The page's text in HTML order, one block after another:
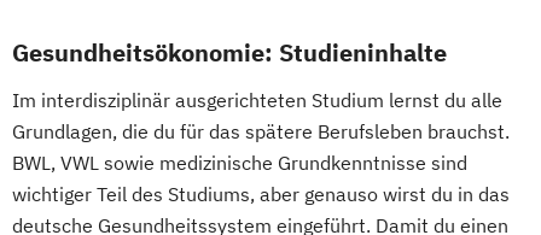
Gesundheitsökonomie: Studieninhalte
Im interdisziplinär ausgerichteten Studium lernst du alle
Grundlagen, die du für das spätere Berufsleben brauchst.
BWL, VWL sowie medizinische Grundkenntnisse sind
wichtiger Teil des Studiums, aber genauso wirst du in das
deutsche Gesundheitssystem eingeführt. Damit du einen